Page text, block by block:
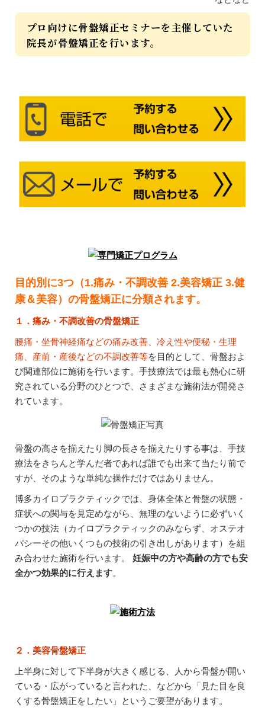
プロ向けに骨盤矯正セミナーを主催していた
院長が骨盤矯正を行います。
目的別に3つ（1.痛み・不調改善 2.美容矯正 3.健
康＆美容）の骨盤矯正に分類されます。
１．痛み・不調改善の骨盤矯正
腰痛・坐骨神経痛などの痛み改善、冷え性や便秘・生理
痛、産前・産後などの不調改善等を目的として、骨盤およ
び関連部位に施術を行います。手技療法では最も熱心に研
究されている分野のひとつで、さまざまな施術法が開発さ
れています。
骨盤の高さを揃えたり脚の長さを揃えたりする事は、手技
療法をきちんと学んだ者であれば誰でも出来て当たり前で
すが、そのような単純な操作だけではありません。
博多カイロプラクティックでは、身体全体と骨盤の状態・
症状への関与を見定めながら、無理のないように必ずいく
つかの技法（カイロプラクティックのみならず、オステオ
パシーその他いくつもの技術の引き出しがあります）を組
み合わせた施術を行います。 妊娠中の方や高齢の方でも安
全かつ効果的に行えます。
２．美容骨盤矯正
上半身に対して下半身が大きく感じる、人から骨盤が開い
ている・広がっていると言われた、などから「見た目を良
くする骨盤矯正をしたい」というご要望があります。